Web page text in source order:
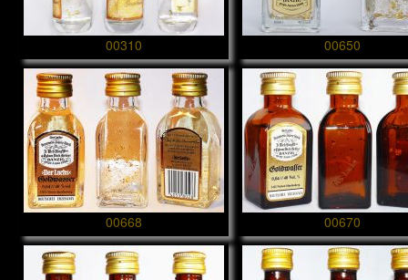
00310 00650
00668 00670